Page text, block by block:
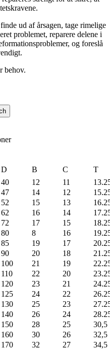
ud af årsagen, tage rimelige
problemet, reparere delene i
og foreslå
behov.
D B C
T
40 12 11
47 14 12
52 15 13
62 16 14
72 17 15
80 8 16
85 19 17
90 20 18
100 21 19
110 22 20
120 23 21
125 24 22
130 25 23
140 26 24
150 28 25
30,5
160 30 26
32,5
170 32 27
34,5